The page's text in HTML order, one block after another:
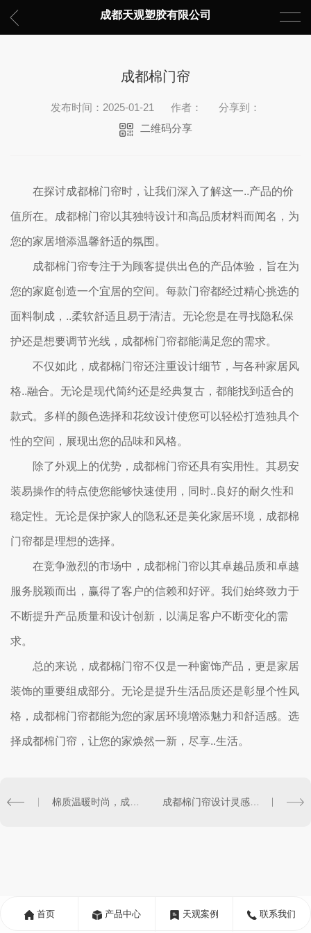
成都天观塑胶有限公司
成都棉门帘
发布时间：2025-01-21 作者：
分享到：
二维码分享
在探讨成都棉门帘时，让我们深入了解这一..产品的价
值所在。成都棉门帘以其独特设计和高品质材料而闻名，为
您的家居增添温馨舒适的氛围。
成都棉门帘专注于为顾客提供出色的产品体验，旨在为
您的家庭创造一个宜居的空间。每款门帘都经过精心挑选的
面料制成，..柔软舒适且易于清洁。无论您是在寻找隐私保
护还是想要调节光线，成都棉门帘都能满足您的需求。
不仅如此，成都棉门帘还注重设计细节，与各种家居风
格..融合。无论是现代简约还是经典复古，都能找到适合的
款式。多样的颜色选择和花纹设计使您可以轻松打造独具个
性的空间，展现出您的品味和风格。
除了外观上的优势，成都棉门帘还具有实用性。其易安
装易操作的特点使您能够快速使用，同时..良好的耐久性和
稳定性。无论是保护家人的隐私还是美化家居环境，成都棉
门帘都是理想的选择。
在竞争激烈的市场中，成都棉门帘以其卓越品质和卓越
服务脱颖而出，赢得了客户的信赖和好评。我们始终致力于
不断提升产品质量和设计创新，以满足客户不断变化的需
求。
总的来说，成都棉门帘不仅是一种窗饰产品，更是家居
装饰的重要组成部分。无论是提升生活品质还是彰显个性风
格，成都棉门帘都能为您的家居环境增添魅力和舒适感。选
择成都棉门帘，让您的家焕然一新，尽享..生活。
首页 产品中心 天观案例 联系我们